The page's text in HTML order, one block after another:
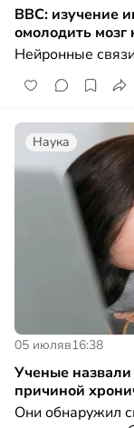
BBC: изучение
омолодить мозг
Нейронные
Наука
05 июляв16:38
Ученые назвали
причиной
Они обнаружил